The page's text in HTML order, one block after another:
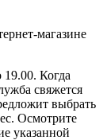
магазине
19.00. Когда
свяжется
выбрать
Осмотрите
указанной